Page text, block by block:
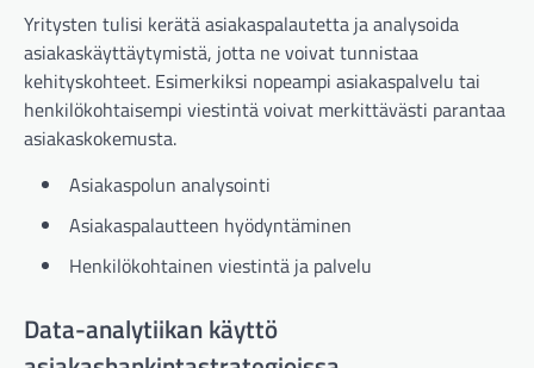
Yritysten tulisi kerätä asiakaspalautetta ja analysoida
asiakaskäyttäytymistä, jotta ne voivat tunnistaa
kehityskohteet. Esimerkiksi nopeampi asiakaspalvelu tai
henkilökohtaisempi viestintä voivat merkittävästi parantaa
asiakaskokemusta.
Asiakaspolun analysointi
Asiakaspalautteen hyödyntäminen
Henkilökohtainen viestintä ja palvelu
Data-analytiikan käyttö